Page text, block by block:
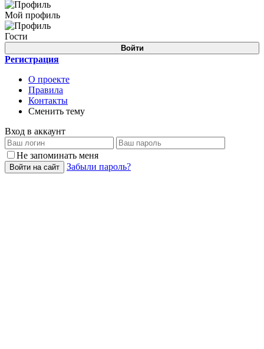
Мой профиль
Гости
Войти
Регистрация
О проекте
Правила
Контакты
Сменить тему
Вход в аккаунт
Не запоминать меня
Войти на сайт Забыли пароль?